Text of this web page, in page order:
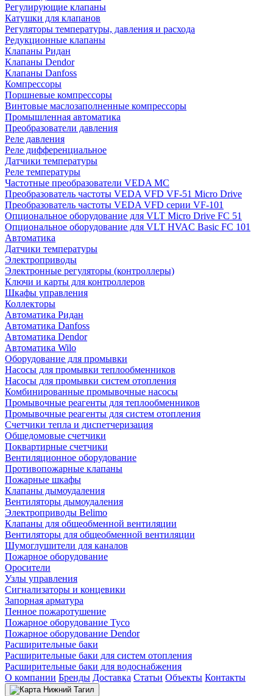
Регулирующие клапаны
Катушки для клапанов
Регуляторы температуры, давления и расхода
Редукционные клапаны
Клапаны Ридан
Клапаны Dendor
Клапаны Danfoss
Компрессоры
Поршневые компрессоры
Винтовые маслозаполненные компрессоры
Промышленная автоматика
Преобразователи давления
Реле давления
Реле дифференциальное
Датчики температуры
Реле температуры
Частотные преобразователи VEDA MC
Преобразователь частоты VEDA VFD VF-51 Micro Drive
Преобразователь частоты VEDA VFD серии VF-101
Опциональное оборудование для VLT Micro Drive FC 51
Опциональное оборудование для VLT HVAC Basic FC 101
Автоматика
Датчики температуры
Электроприводы
Электронные регуляторы (контроллеры)
Ключи и карты для контроллеров
Шкафы управления
Коллекторы
Автоматика Ридан
Автоматика Danfoss
Автоматика Dendor
Автоматика Wilo
Оборудование для промывки
Насосы для промывки теплообменников
Насосы для промывки систем отопления
Комбинированные промывочные насосы
Промывочные реагенты для теплообменников
Промывочные реагенты для систем отопления
Счетчики тепла и диспетчеризация
Общедомовые счетчики
Поквартирные счетчики
Вентиляционное оборудование
Противопожарные клапаны
Пожарные шкафы
Клапаны дымоудаления
Вентиляторы дымоудаления
Электроприводы Belimo
Клапаны для общеобменной вентиляции
Вентиляторы для общеобменной вентиляции
Шумоглушители для каналов
Пожарное оборудование
Оросители
Узлы управления
Сигнализаторы и концевики
Запорная арматура
Пенное пожаротушение
Пожарное оборудование Tyco
Пожарное оборудование Dendor
Расширительные баки
Расширительные баки для систем отопления
Расширительные баки для водоснабжения
О компании Бренды Доставка Статьи Объекты Контакты
Нижний Тагил